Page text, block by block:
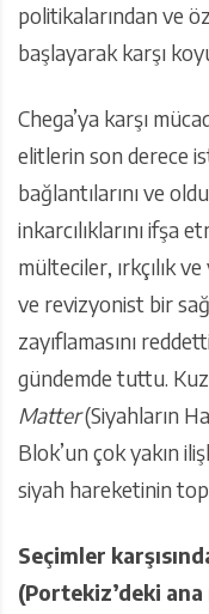
politikalarından ve
başlayarak karşı
Chega’ya karşı
elitlerin son derece
bağlantılarını ve
inkarcılıklarını ifşa
mülteciler, ırkçılık
ve revizyonist bir
zayıflamasını
gündemde tuttu.
Matter(Siyahların
Blok’un çok yakın
siyah hareketinin
Seçimler
(Portekiz’deki